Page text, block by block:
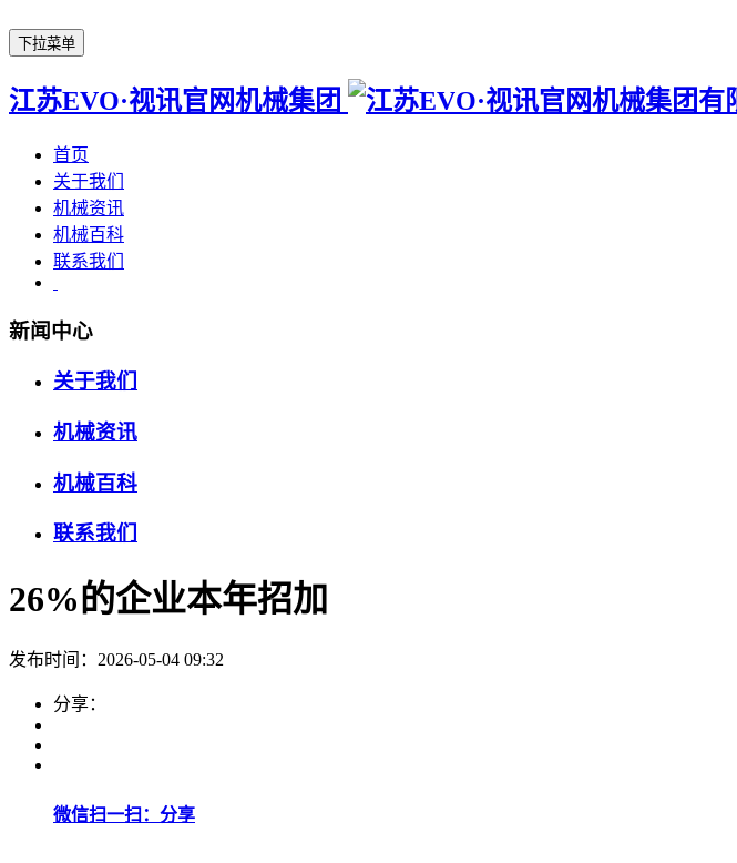
下拉菜单
江苏EVO·视讯官网机械集团
首页
关于我们
机械资讯
机械百科
联系我们
新闻中心
关于我们
机械资讯
机械百科
联系我们
26%的企业本年招加
发布时间：2026-05-04 09:32
分享：
微信扫一扫：分享